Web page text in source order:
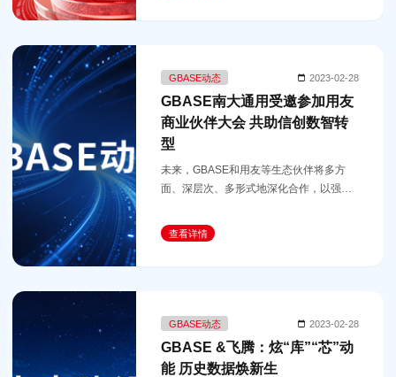
GBASE动态 2023-02-28
GBASE南大通用受邀参加用友
商业伙伴大会 共助信创数智转
型
未来，GBASE和用友等生态伙伴将多方
面、深层次、多形式地深化合作，以强劲
一体化解决方案，持续服务用户数字化转
型需要，同心共铸信创数智力量！
查看详情
GBASE动态 2023-02-28
GBASE &飞腾：炫“库”“芯”动
能 历史数据焕新生